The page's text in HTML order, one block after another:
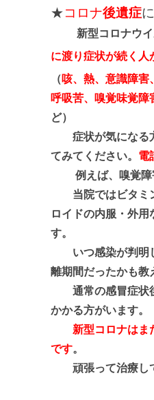
★コロナ後遺症
新型コロナウ
に渡り症状が続く人
（咳、熱、意識障害
呼吸苦、嗅覚味覚障
ど）
症状が気になる
てみてください。 電
例えば、嗅覚障
当院では ビタミ
ロイドの内服・外用
す。
いつ感染が判明
離期間だったかも教
通常の感冒症状
かかる方がいます。
新型コロナはま
です。
頑張って治療して